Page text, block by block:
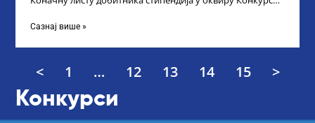
Сазнај више »
< 1 … 12 13 14 15 >
Конкурси